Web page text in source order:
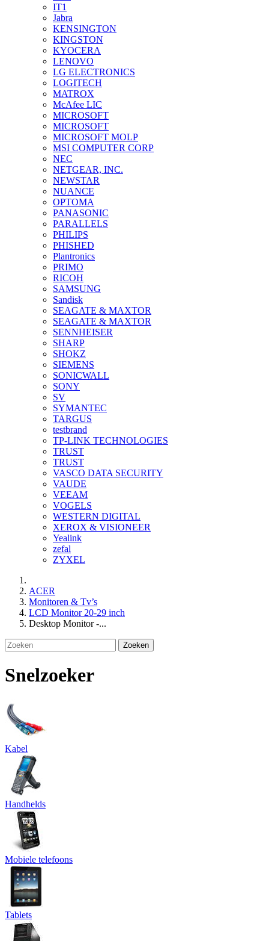
IT1
Jabra
KENSINGTON
KINGSTON
KYOCERA
LENOVO
LG ELECTRONICS
LOGITECH
MATROX
McAfee LIC
MICROSOFT
MICROSOFT
MICROSOFT MOLP
MSI COMPUTER CORP
NEC
NETGEAR, INC.
NEWSTAR
NUANCE
OPTOMA
PANASONIC
PARALLELS
PHILIPS
PHISHED
Plantronics
PRIMO
RICOH
SAMSUNG
Sandisk
SEAGATE & MAXTOR
SEAGATE & MAXTOR
SENNHEISER
SHARP
SHOKZ
SIEMENS
SONICWALL
SONY
SV
SYMANTEC
TARGUS
testbrand
TP-LINK TECHNOLOGIES
TRUST
TRUST
VASCO DATA SECURITY
VAUDE
VEEAM
VOGELS
WESTERN DIGITAL
XEROX & VISIONEER
Yealink
zefal
ZYXEL
ACER
Monitoren & Tv’s
LCD Monitor 20-29 inch
Desktop Monitor -...
Zoeken
Snelzoeker
Kabel
Handhelds
Mobiele telefoons
Tablets